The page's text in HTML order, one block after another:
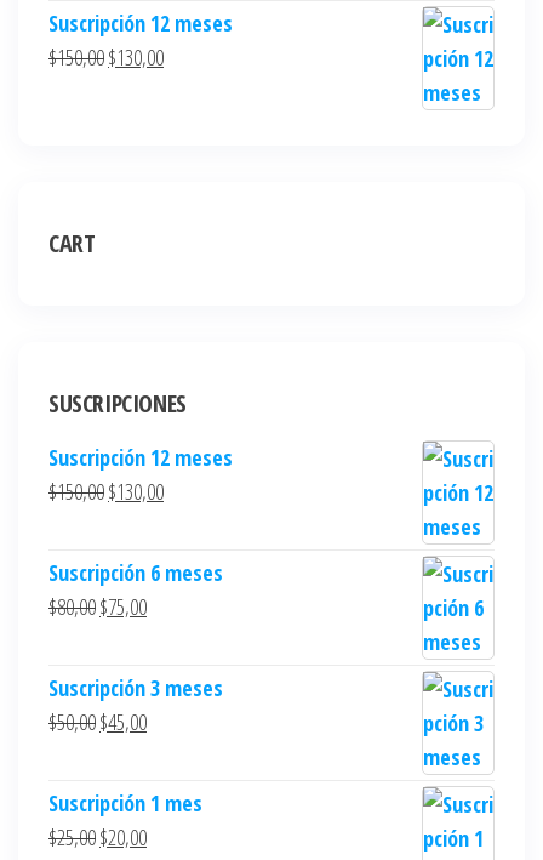
Suscripción 12 meses
$150,00$130,00
CART
SUSCRIPCIONES
Suscripción 12 meses
$150,00$130,00
Suscripción 6 meses
$80,00$75,00
Suscripción 3 meses
$50,00$45,00
Suscripción 1 mes
$25,00$20,00